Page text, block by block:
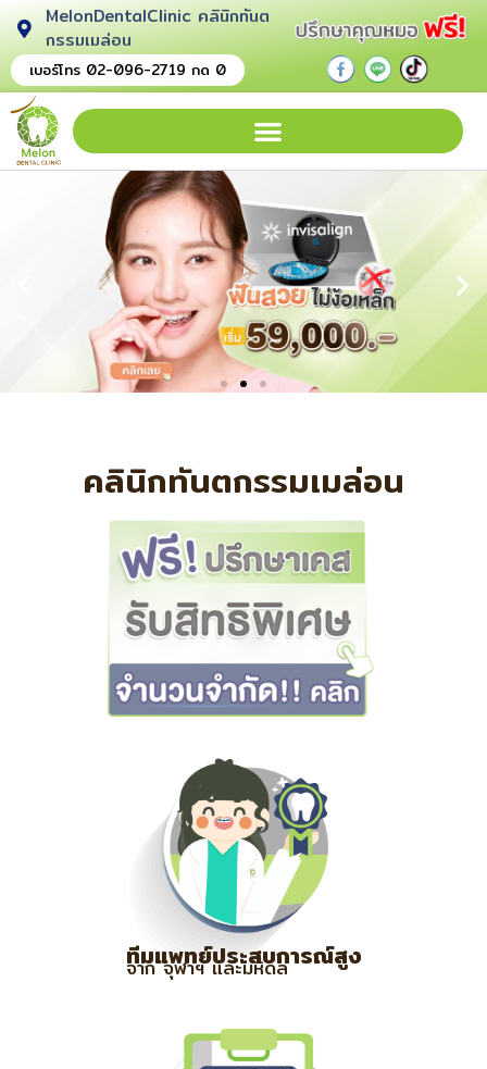
MelonDentalClinic คลินิกทันต
กรรมเมล่อน
เบอร์โทร 02-096-2719 กด 0 . . .
คลินิกทันตกรรมเมล่อน
ทีมแพทย์ประสบการณ์สูง
จาก จุฬาฯ และมหิดล